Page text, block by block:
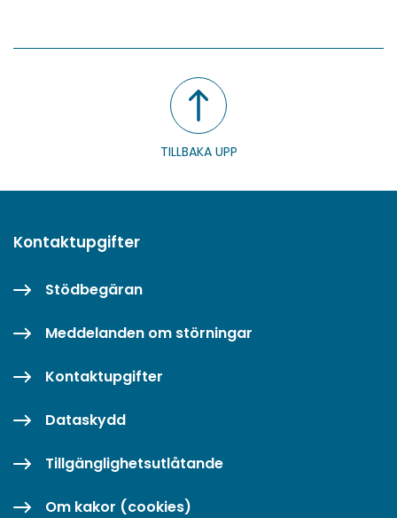
TILLBAKA UPP
Kontaktupgifter
Stödbegäran
Meddelanden om störningar
Kontaktupgifter
Dataskydd
Tillgänglighetsutlåtande
Om kakor (cookies)